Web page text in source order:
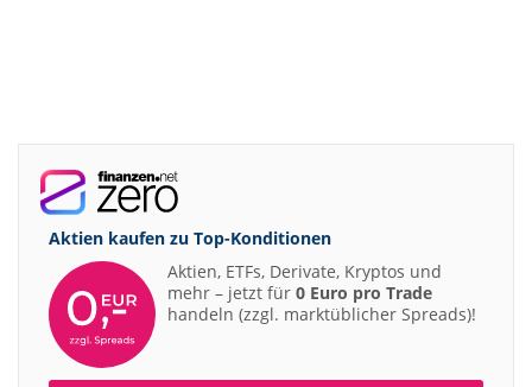
Aktien kaufen zu Top-Konditionen
Aktien, ETFs, Derivate, Kryptos und
mehr – jetzt für 0 Euro pro Trade
handeln (zzgl. marktüblicher Spreads)!